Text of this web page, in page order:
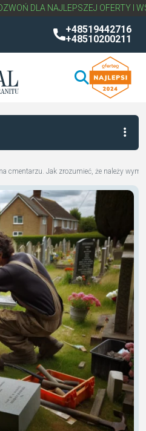
DLA NAJLEPSZEJ OFERTY I
+48519442716
+48510200211
cmentarzu. Jak zrozumieć, że należy